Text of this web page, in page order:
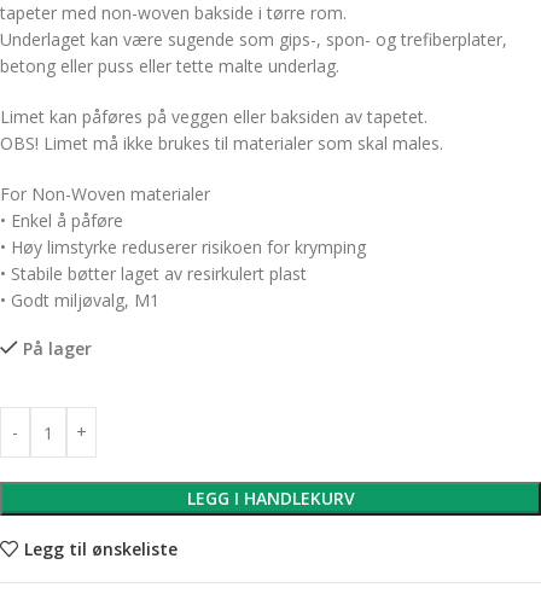
tapeter med non-woven bakside i tørre rom.
Underlaget kan være sugende som gips-, spon- og trefiberplater,
betong eller puss eller tette malte underlag.
Limet kan påføres på veggen eller baksiden av tapetet.
OBS! Limet må ikke brukes til materialer som skal males.
For Non-Woven materialer
• Enkel å påføre
• Høy limstyrke reduserer risikoen for krymping
• Stabile bøtter laget av resirkulert plast
• Godt miljøvalg, M1
På lager
LEGG I HANDLEKURV
Legg til ønskeliste